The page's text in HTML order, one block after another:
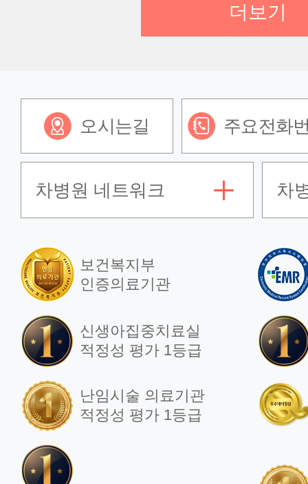
더보기
오시는길 주요전화
차병원 네트워크 차
보건복지부
인증의료기관
신생아집중치료실
적정성 평가 1등급
난임시술 의료기관
적정성 평가 1등급